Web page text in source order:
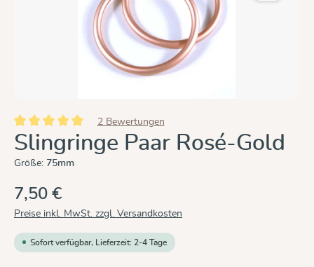
Durchschnittliche Bewertung von 5 von 5 Sternen
2 Bewertungen
Slingringe Paar Rosé-Gold
Größe: 75mm
7,50 €
Preise inkl. MwSt. zzgl. Versandkosten
Sofort verfügbar, Lieferzeit: 2-4 Tage